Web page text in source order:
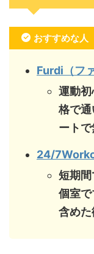
おすすめな人
Furdi（フ
運動
格で
ートで
24/
短期
個室
含めた